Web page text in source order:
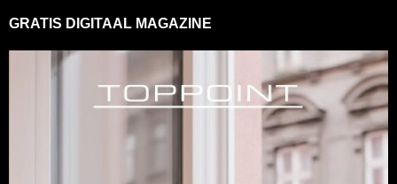
GRATIS DIGITAAL MAGAZINE